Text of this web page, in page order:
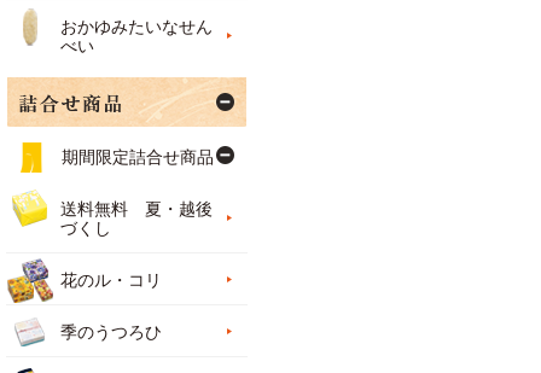
おかゆみたいなせん
べい
期間限定詰合せ商品
送料無料 夏・越後
づくし
花のル・コリ
季のうつろひ